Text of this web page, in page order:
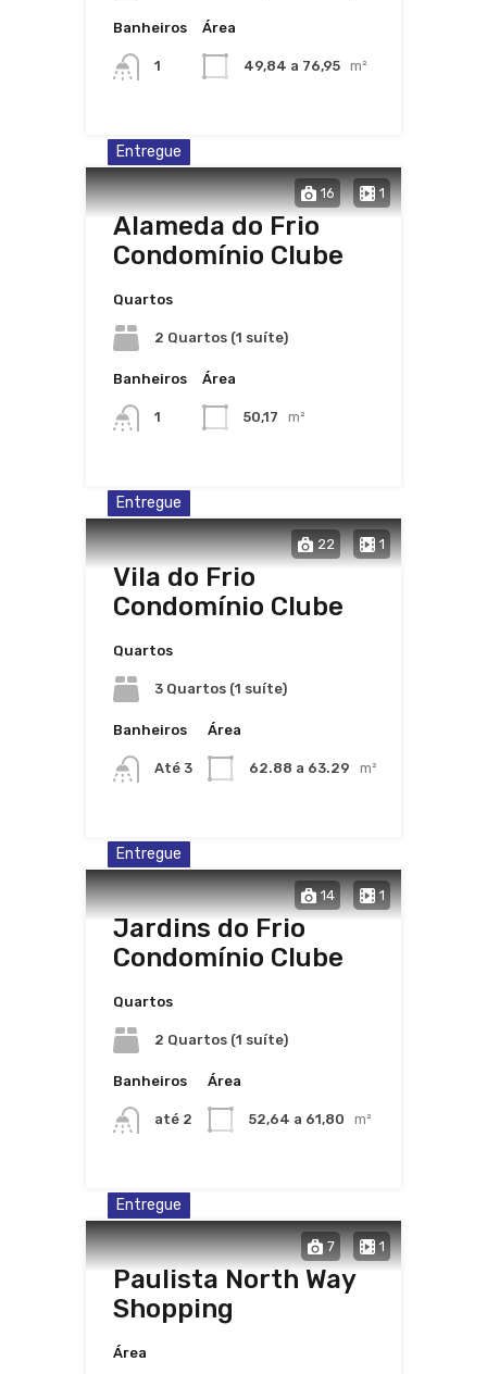
Banheiros
1
Área
49,84 a 76,95 m²
16 1
Entregue
Alameda do Frio
Condomínio Clube
Quartos
2 Quartos (1 suíte)
Banheiros
1
Área
50,17 m²
22 1
Entregue
Vila do Frio
Condomínio Clube
Quartos
3 Quartos (1 suíte)
Banheiros
Até 3
Área
62.88 a 63.29 m²
14 1
Entregue
Jardins do Frio
Condomínio Clube
Quartos
2 Quartos (1 suíte)
Banheiros
até 2
Área
52,64 a 61,80 m²
7 1
Entregue
Paulista North Way
Shopping
Área